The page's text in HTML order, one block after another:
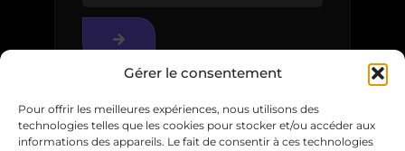
Gérer le consentement
Pour offrir les meilleures expériences, nous utilisons des
technologies telles que les cookies pour stocker et/ou accéder aux
informations des appareils. Le fait de consentir à ces technologies